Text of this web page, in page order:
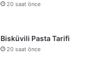
20 saat önce
Bisküvili Pasta Tarifi
20 saat önce